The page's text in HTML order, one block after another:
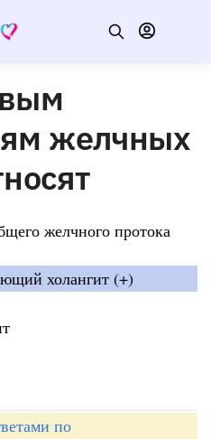
желчных
желчного протока
холангит (+)
по